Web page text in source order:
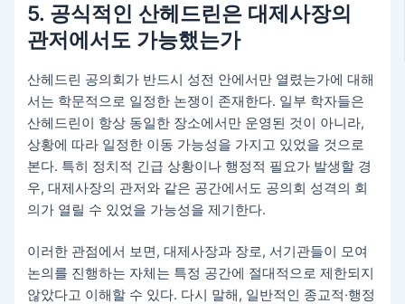
5. 공식적인 산헤드린은 대제사장의
관저에서도 가능했는가
산헤드린 공의회가 반드시 성전 안에서만 열렸는가에 대해
서는 학문적으로 일정한 논쟁이 존재한다. 일부 학자들은
산헤드린이 항상 동일한 장소에서만 운영된 것이 아니라,
상황에 따라 일정한 이동 가능성을 가지고 있었을 것으로
본다. 특히 정치적 긴급 상황이나 행정적 필요가 발생할 경
우, 대제사장의 관저와 같은 공간에서도 공의회 성격의 회
의가 열릴 수 있었을 가능성을 제기한다.
이러한 관점에서 보면, 대제사장과 장로, 서기관들이 모여
논의를 진행하는 자체는 특정 공간에 절대적으로 제한되지
않았다고 이해할 수 있다. 다시 말해, 일반적인 종교적·행정